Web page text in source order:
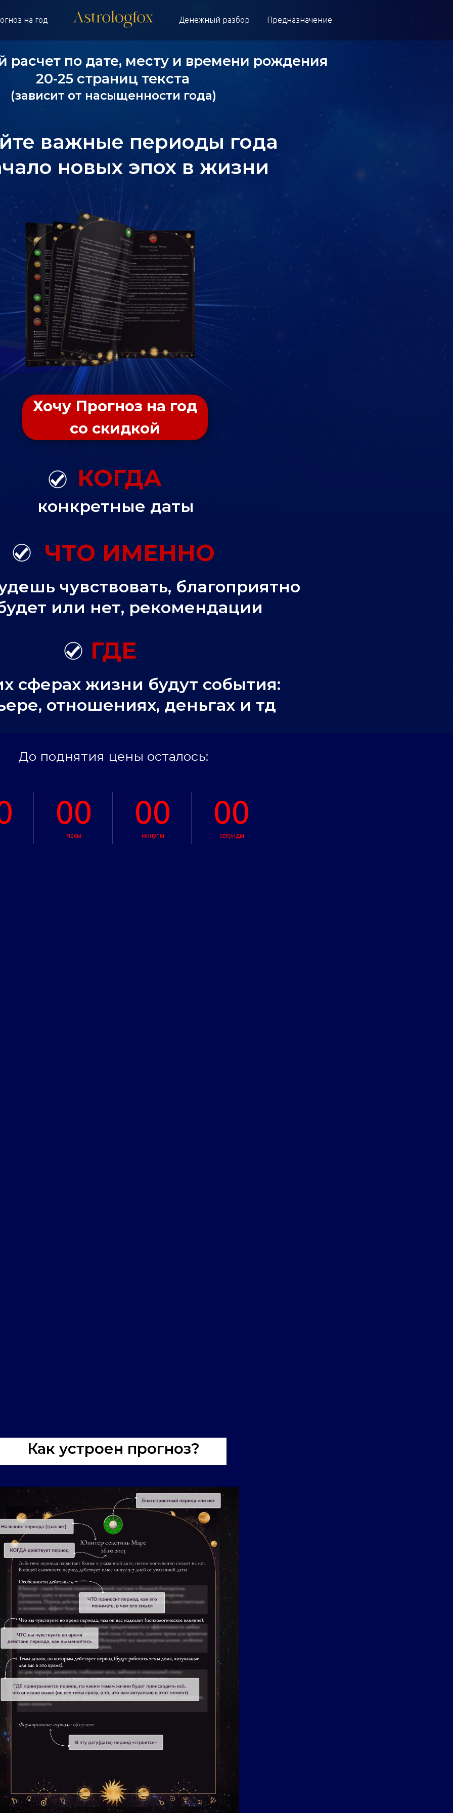
на год Денежный разбор Предназначение
КОГДА
расчет по дате, месту и времени рождения
20-25 страниц текста
ЧТО ИМЕННО
ГДЕ
важные периоды года
новых эпох в жизни
конкретные даты
Хочу Прогноз на год
со скидкой
чувствовать, благоприятно
или нет, рекомендации
сферах жизни будут события:
отношениях, деньгах и тд
(зависит от насыщенности года)
До поднятия цены осталось:
00
часы
00
минуты
00
секунды
Как устроен прогноз?